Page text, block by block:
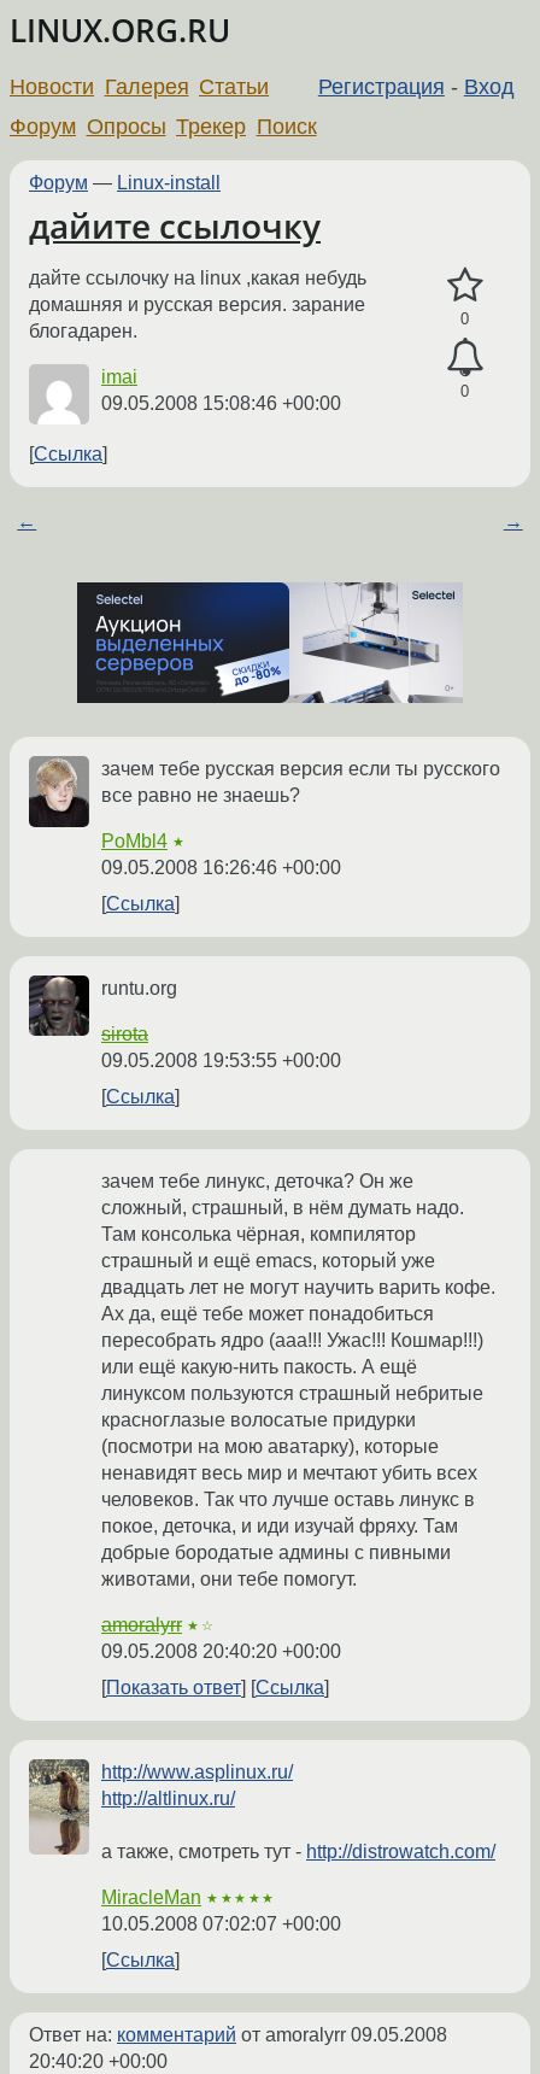
LINUX.ORG.RU
Регистрация - Вход
Новости Галерея Статьи
Форум Опросы Трекер Поиск
Форум — Linux-install
дайите ссылочку
0
0
дайте ссылочку на linux ,какая небудь
домашняя и русская версия. зарание
блогадарен.
imai
09.05.2008 15:08:46 +00:00
Ссылка
← →
зачем тебе русская версия если ты русского
все равно не знаешь?
PoMbl4 ★
09.05.2008 16:26:46 +00:00
Ссылка
runtu.org
sirota
09.05.2008 19:53:55 +00:00
Ссылка
зачем тебе линукс, деточка? Он же
сложный, страшный, в нём думать надо.
Там консолька чёрная, компилятор
страшный и ещё emacs, который уже
двадцать лет не могут научить варить кофе.
Ах да, ещё тебе может понадобиться
пересобрать ядро (ааа!!! Ужас!!! Кошмар!!!)
или ещё какую-нить пакость. А ещё
линуксом пользуются страшный небритые
красноглазые волосатые придурки
(посмотри на мою аватарку), которые
ненавидят весь мир и мечтают убить всех
человеков. Так что лучше оставь линукс в
покое, деточка, и иди изучай фряху. Там
добрые бородатые админы с пивными
животами, они тебе помогут.
amoralyrr ★☆
09.05.2008 20:40:20 +00:00
Показать ответ
Ссылка
http://www.asplinux.ru/
http://altlinux.ru/
а также, смотреть тут - http://distrowatch.com/
MiracleMan ★★★★★
10.05.2008 07:02:07 +00:00
Ссылка
Ответ на: комментарий от amoralyrr 09.05.2008
20:40:20 +00:00